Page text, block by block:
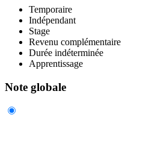
Temporaire
Indépendant
Stage
Revenu complémentaire
Durée indéterminée
Apprentissage
Note globale